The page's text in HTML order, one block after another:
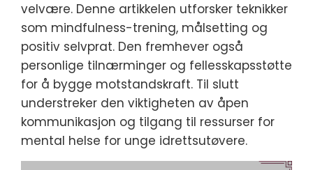
velvære. Denne artikkelen utforsker teknikker
som mindfulness-trening, målsetting og
positiv selvprat. Den fremhever også
personlige tilnærminger og fellesskapsstøtte
for å bygge motstandskraft. Til slutt
understreker den viktigheten av åpen
kommunikasjon og tilgang til ressurser for
mental helse for unge idrettsutøvere.